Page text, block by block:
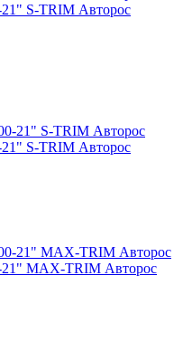
S-TRIM Авторос
S-TRIM Авторос
21" MAX-TRIM Авторос